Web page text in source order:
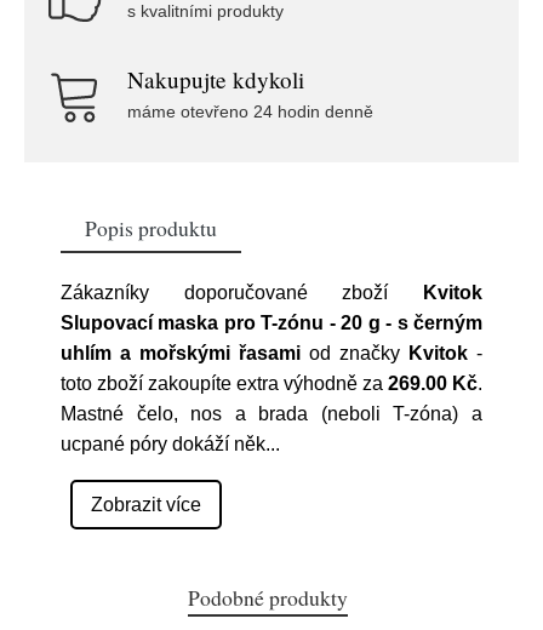
s kvalitními produkty
Nakupujte kdykoli
máme otevřeno 24 hodin denně
Popis produktu
Zákazníky doporučované zboží
Kvitok
Slupovací maska pro T-zónu - 20 g - s černým
uhlím a mořskými řasami od značky Kvitok -
toto zboží zakoupíte extra výhodně za 269.00 Kč.
Mastné čelo, nos a brada (neboli T-zóna) a
ucpané póry dokáží něk...
Zobrazit více
Podobné produkty